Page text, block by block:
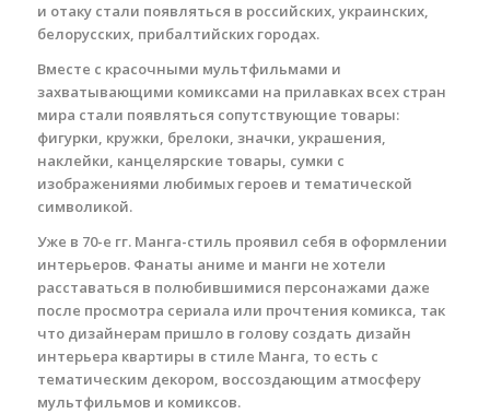
и отаку стали появляться в российских, украинских,
белорусских, прибалтийских городах.
Вместе с красочными мультфильмами и
захватывающими комиксами на прилавках всех стран
мира стали появляться сопутствующие товары:
фигурки, кружки, брелоки, значки, украшения,
наклейки, канцелярские товары, сумки с
изображениями любимых героев и тематической
символикой.
Уже в 70-е гг. Манга-стиль проявил себя в оформлении
интерьеров. Фанаты аниме и манги не хотели
расставаться в полюбившимися персонажами даже
после просмотра сериала или прочтения комикса, так
что дизайнерам пришло в голову создать дизайн
интерьера квартиры в стиле Манга, то есть с
тематическим декором, воссоздающим атмосферу
мультфильмов и комиксов.